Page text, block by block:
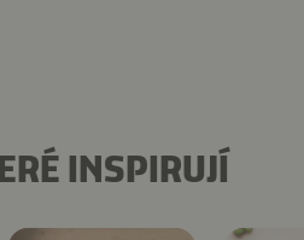
INSPIRUJÍ